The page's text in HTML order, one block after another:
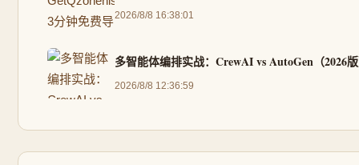
2026/8/8 16:38:01
多智能体编排实战：CrewAI vs AutoGen（2026
2026/8/8 12:36:59